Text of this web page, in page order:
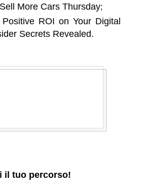
More Cars Thursday;
ROI on Your Digital
Secrets Revealed.
il tuo percorso!